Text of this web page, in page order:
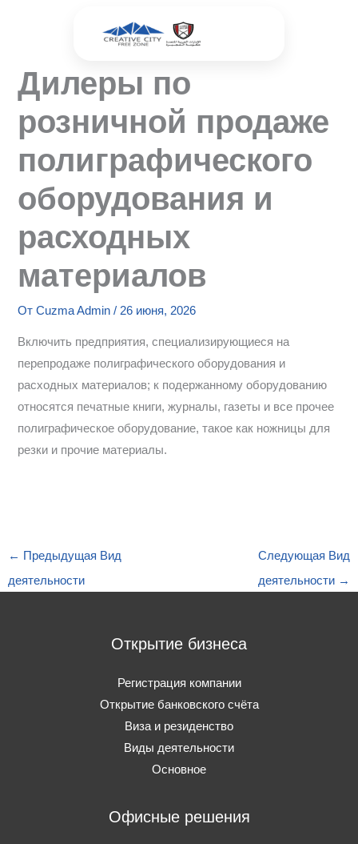
Дилеры по
розничной продаже
полиграфического
оборудования и
расходных
материалов
ОтCuzma Admin/ 26 июня, 2026
Включить предприятия, специализирующиеся на
перепродаже полиграфического оборудования и
расходных материалов; к подержанному оборудованию
относятся печатные книги, журналы, газеты и все прочее
полиграфическое оборудование, такое как ножницы для
резки и прочие материалы.
← Предыдущая Вид
деятельности
Следующая Вид
деятельности →
Открытие бизнеса
Регистрация компании
Открытие банковского счёта
Виза и резиденство
Виды деятельности
Основное
Офисные решения